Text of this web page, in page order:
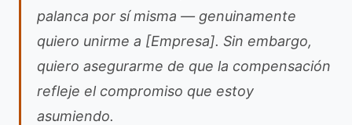
palanca por sí misma — genuinamente
quiero unirme a [Empresa]. Sin embargo,
quiero asegurarme de que la compensación
refleje el compromiso que estoy
asumiendo.